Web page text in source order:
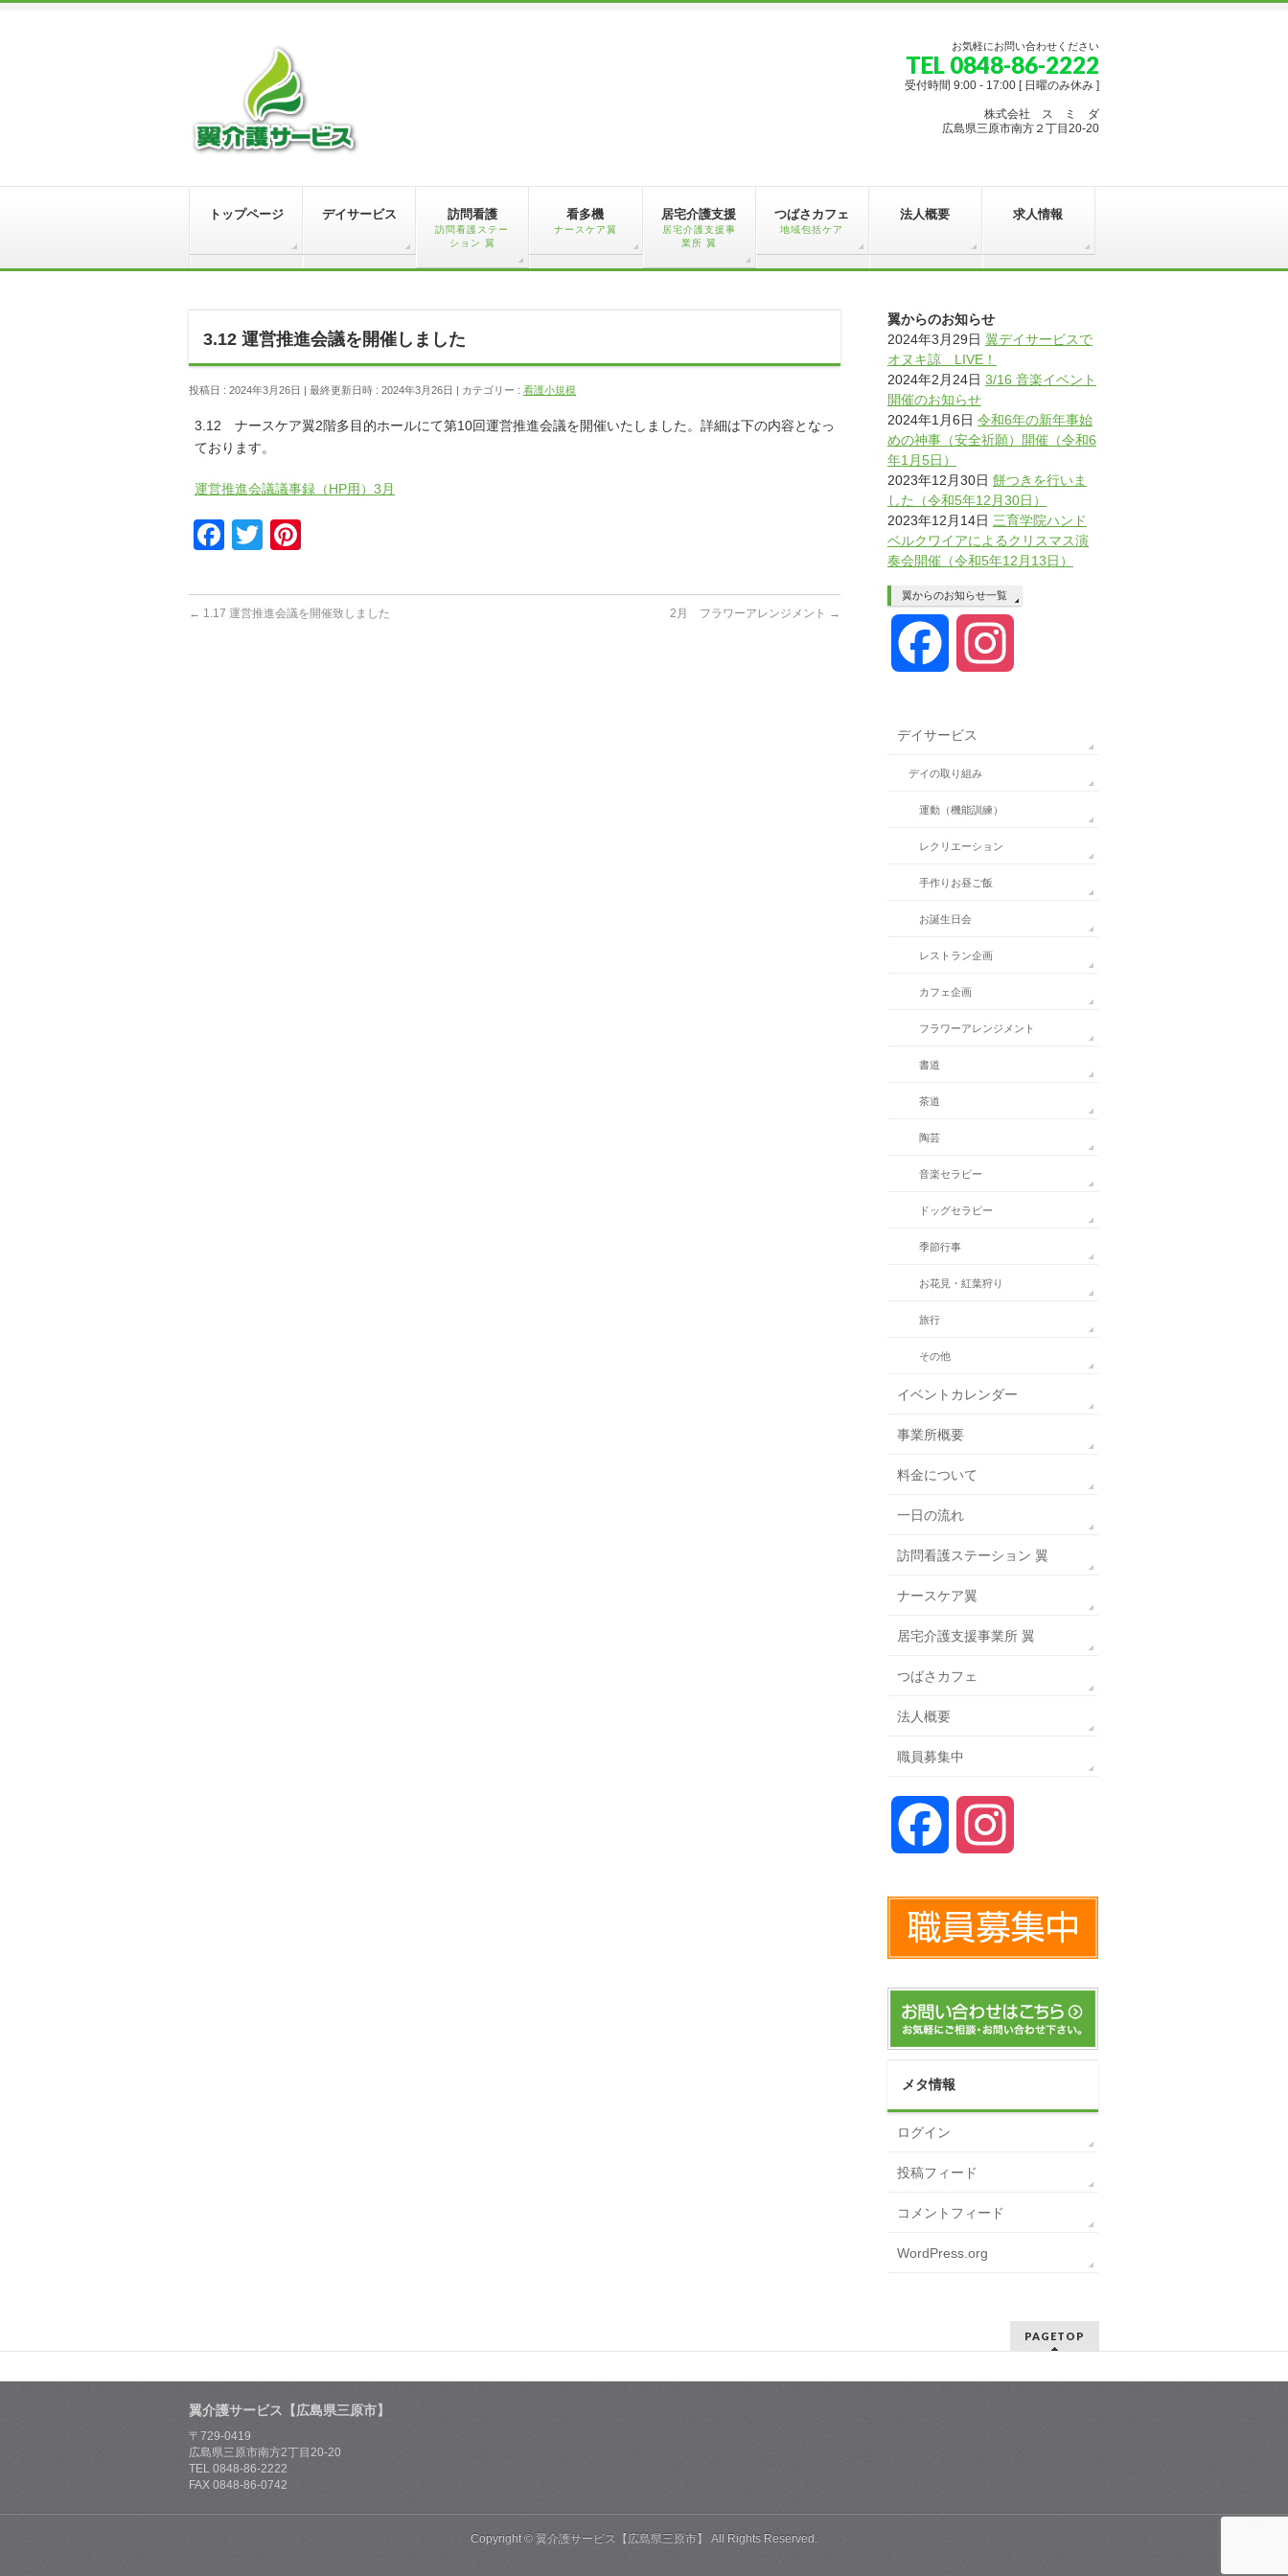
お気軽にお問い合わせください
TEL 0848-86-2222
受付時間 9:00 - 17:00 [ 日曜のみ休み ]
株式会社 ス ミ ダ
広島県三原市南方２丁目20-20
トップページ デイサービス 訪問看護
訪問看護ステー
ション 翼
看多機
ナースケア翼
居宅介護支援
居宅介護支援事
業所 翼
つばさカフェ
地域包括ケア
法人概要 求人情報
3.12 運営推進会議を開催しました
投稿日 : 2024年3月26日 最終更新日時 : 2024年3月26日 カテゴリー : 看護小規模
3.12 ナースケア翼2階多目的ホールにて第10回運営推進会議を開催いたしました。詳細は下の内容となっ
ております。
運営推進会議議事録（HP用）3月
Facebook
Twitter
← 1.17 運営推進会議を開催致しました 2月 フラワーアレンジメント →
翼からのお知らせ
2024年3月29日 翼デイサービスで
オヌキ諒 LIVE！
2024年2月24日 3/16 音楽イベント
開催のお知らせ
2024年1月6日 令和6年の新年事始
めの神事（安全祈願）開催（令和6
年1月5日）
2023年12月30日 餅つきを行いま
した（令和5年12月30日）
2023年12月14日 三育学院ハンド
ベルクワイアによるクリスマス演
奏会開催（令和5年12月13日）
翼からのお知らせ一覧
Facebook
デイサービス
デイの取り組み
運動（機能訓練）
レクリエーション
手作りお昼ご飯
お誕生日会
レストラン企画
カフェ企画
フラワーアレンジメント
書道
茶道
陶芸
音楽セラピー
ドッグセラピー
季節行事
お花見・紅葉狩り
旅行
その他
イベントカレンダー
事業所概要
料金について
一日の流れ
訪問看護ステーション 翼
ナースケア翼
居宅介護支援事業所 翼
つばさカフェ
法人概要
職員募集中
Facebook
メタ情報
ログイン
投稿フィード
コメントフィード
WordPress.org
PAGETOP
翼介護サービス【広島県三原市】
〒729-0419
広島県三原市南方2丁目20-20
TEL 0848-86-2222
FAX 0848-86-0742
Copyright © 翼介護サービス【広島県三原市】 All Rights Reserved.